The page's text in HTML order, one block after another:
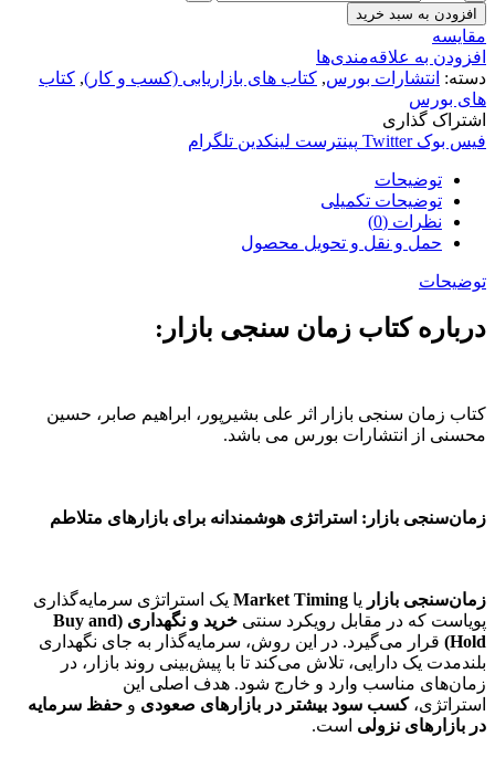
افزودن به سبد خرید
مقایسه
افزودن به علاقه‌مندی‌ها
دسته: انتشارات بورس, کتاب های بازاریابی (کسب و کار), کتاب
های بورس
اشتراک گذاری
فیس بوک Twitter پینترست لینکدین تلگرام
توضیحات
توضیحات تکمیلی
نظرات (0)
حمل و نقل و تحویل محصول
توضیحات
درباره کتاب زمان سنجی بازار:
کتاب زمان سنجی بازار اثر علی بشیرپور، ابراهیم صابر، حسین
محسنی از انتشارات بورس می باشد.
زمان‌سنجی بازار: استراتژی هوشمندانه برای بازارهای متلاطم
زمان‌سنجی بازار یا Market Timing یک استراتژی سرمایه‌گذاری
پویاست که در مقابل رویکرد سنتی
خرید و نگهداری (Buy and
Hold) قرار می‌گیرد. در این روش، سرمایه‌گذار به جای نگهداری
بلندمدت یک دارایی، تلاش می‌کند تا با پیش‌بینی روند بازار، در
زمان‌های مناسب وارد و خارج شود. هدف اصلی این
استراتژی،کسب سود بیشتر در بازارهای صعودی و حفظ سرمایه
در بازارهای نزولی است.